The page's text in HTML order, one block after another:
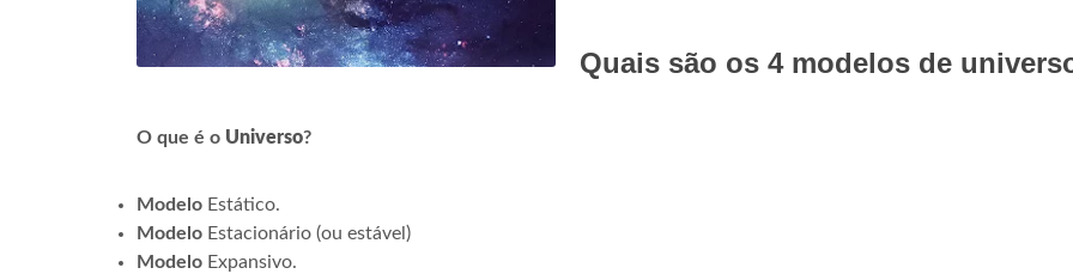
Quais são os 4 modelos de
O que é o Universo?
Modelo Estático.
Modelo Estacionário (ou estável)
Modelo Expansivo.